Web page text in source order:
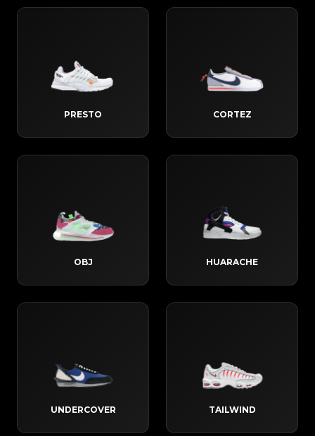
PRESTO CORTEZ
OBJ HUARACHE
UNDERCOVER TAILWIND